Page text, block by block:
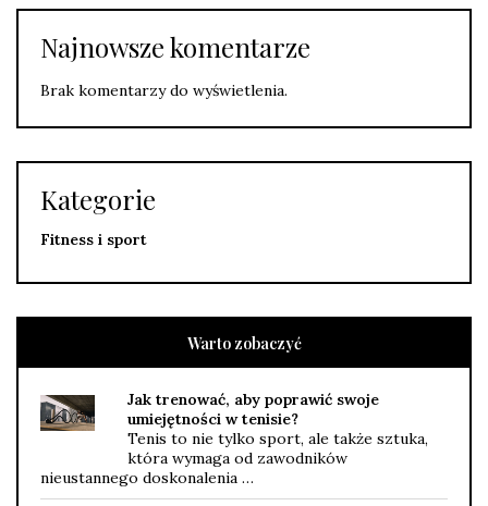
Najnowsze komentarze
Brak komentarzy do wyświetlenia.
Kategorie
Fitness i sport
Warto zobaczyć
Jak trenować, aby poprawić swoje
umiejętności w tenisie?
Tenis to nie tylko sport, ale także sztuka,
która wymaga od zawodników
nieustannego doskonalenia …